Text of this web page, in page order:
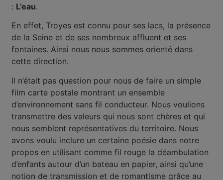
: L’eau.
En effet, Troyes est connu pour ses lacs, la présence
de la Seine et de ses nombreux affluent et ses
fontaines. Ainsi nous nous sommes orienté dans
cette direction.
Il n’était pas question pour nous de faire un simple
film carte postale montrant un ensemble
d’environnement sans fil conducteur. Nous voulions
transmettre des valeurs qui nous sont chères et qui
nous semblent représentatives du territoire. Nous
avons voulu inclure un certaine poésie dans notre
propos en utilisant comme fil rouge la déambulation
d’enfants autour d’un bateau en papier, ainsi qu’une
notion de transmission et de romantisme grâce au